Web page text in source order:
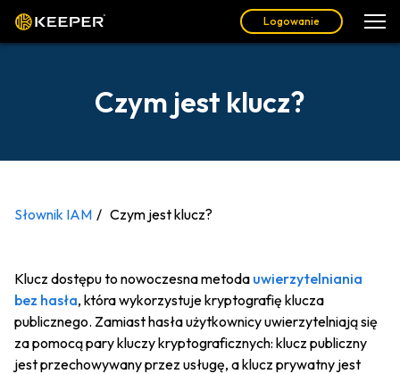
Logowanie
Czym jest klucz?
Słownik IAM Czym jest klucz?
Klucz dostępu to nowoczesna metoda uwierzytelniania
bez hasła, która wykorzystuje kryptografię klucza
publicznego. Zamiast hasła użytkownicy uwierzytelniają się
za pomocą pary kluczy kryptograficznych: klucz publiczny
jest przechowywany przez usługę, a klucz prywatny jest